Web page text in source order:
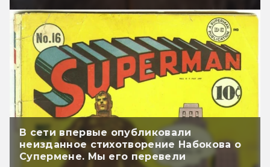
В сети впервые опубликовали
неизданное стихотворение Набокова о
Супермене. Мы его перевели